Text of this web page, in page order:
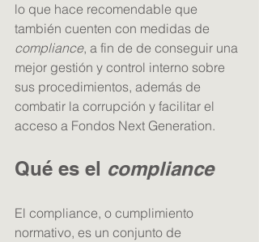
lo que hace recomendable que
también cuenten con medidas de
compliance, a fin de de conseguir una
mejor gestión y control interno sobre
sus procedimientos, además de
combatir la corrupción y facilitar el
acceso a Fondos Next Generation.
Qué es el compliance
El compliance, o cumplimiento
normativo, es un conjunto de